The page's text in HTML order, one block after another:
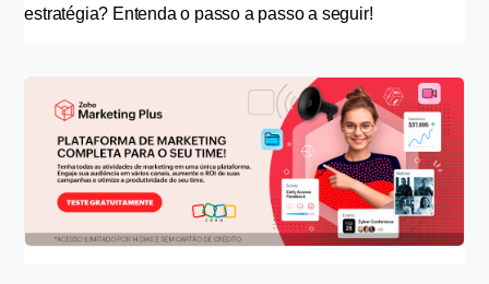
estratégia? Entenda o passo a passo a seguir!